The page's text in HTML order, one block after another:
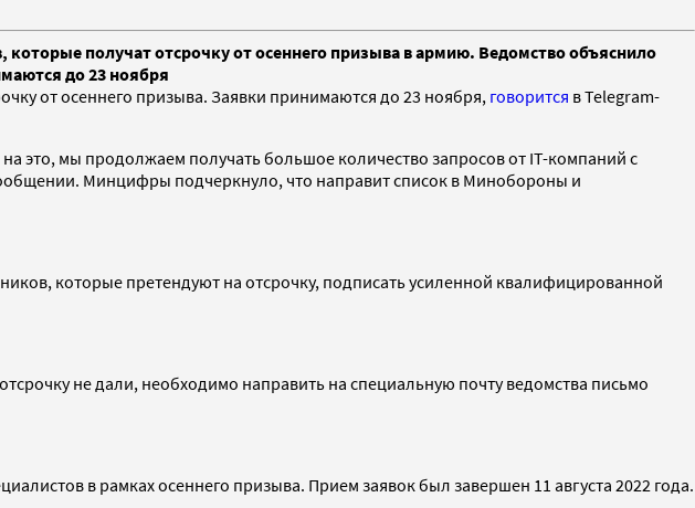
получат отсрочку от осеннего призыва в армию. Ведомство объяснило
до 23 ноября
от осеннего призыва. Заявки принимаются до 23 ноября, говорится в Telegram-
это, мы продолжаем получать большое количество запросов от IT-компаний с
Минцифры подчеркнуло, что направит список в Минобороны и
которые претендуют на отсрочку, подписать усиленной квалифицированной
не дали, необходимо направить на специальную почту ведомства письмо
в рамках осеннего призыва. Прием заявок был завершен 11 августа 2022 года.